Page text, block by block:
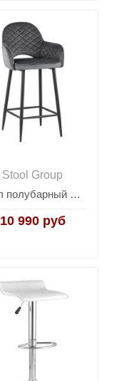
Stool Group
Стул полубарный Венера диамант велюр серый
10 990 руб